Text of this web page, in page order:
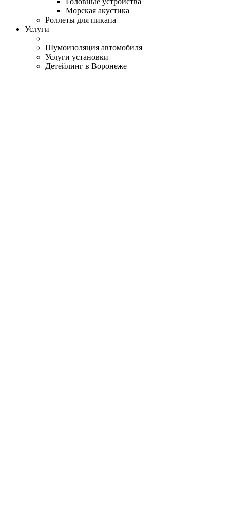
Морская акустика
Роллеты для пикапа
Услуги
Шумоизоляция автомобиля
Услуги установки
Детейлинг в Воронеже